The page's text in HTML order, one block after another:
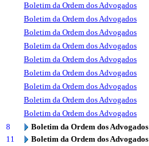
Boletim da Ordem dos Advogados
Boletim da Ordem dos Advogados
Boletim da Ordem dos Advogados
Boletim da Ordem dos Advogados
Boletim da Ordem dos Advogados
Boletim da Ordem dos Advogados
Boletim da Ordem dos Advogados
Boletim da Ordem dos Advogados
Boletim da Ordem dos Advogados
8
Boletim da Ordem dos Advogados
11
Boletim da Ordem dos Advogados